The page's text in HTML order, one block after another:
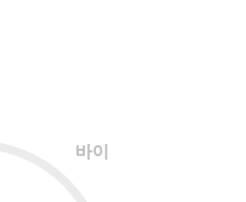
바이